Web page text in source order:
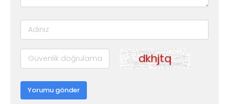
Yorumu gönder